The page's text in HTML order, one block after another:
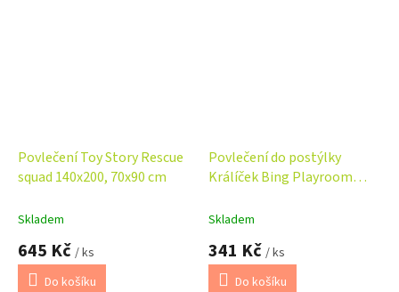
Povlečení Toy Story Rescue
squad 140x200, 70x90 cm
Skladem
645 Kč / ks
Do košíku
Povlečení do postýlky
Králíček Bing Playroom
Skladem
341 Kč / ks
Do košíku